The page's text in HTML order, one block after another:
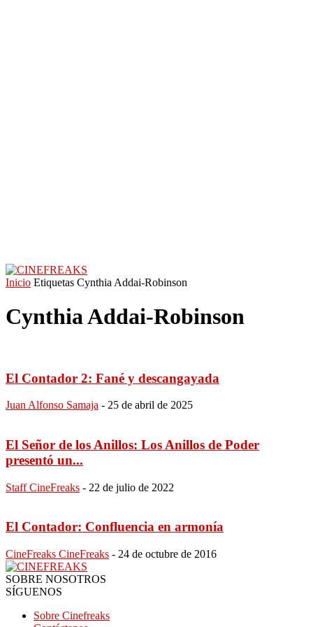
Inicio Etiquetas Cynthia Addai-Robinson
Cynthia Addai-Robinson
El Contador 2: Fané y descangayada
Juan Alfonso Samaja - 25 de abril de 2025
El Señor de los Anillos: Los Anillos de Poder
presentó un...
Staff CineFreaks - 22 de julio de 2022
El Contador: Confluencia en armonía
CineFreaks CineFreaks - 24 de octubre de 2016
SOBRE NOSOTROS
SÍGUENOS
Sobre Cinefreaks